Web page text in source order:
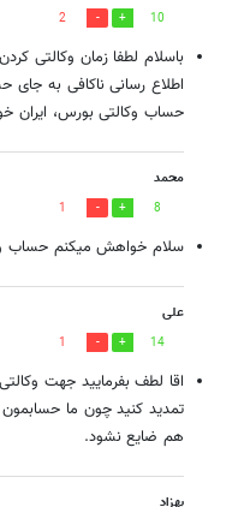
10
2
باسلام لطفا زمان وکالتی
اطلاع رسانی ناکافی به جای
حساب وکالتی بورس، ایران
محمد
8
1
سلام خواهش میکنم حساب
علی
14
1
اقا لطف بفرمایید جهت
تمدید کنید چون ما حسابمون
هم ضایع نشود.
بهزاد